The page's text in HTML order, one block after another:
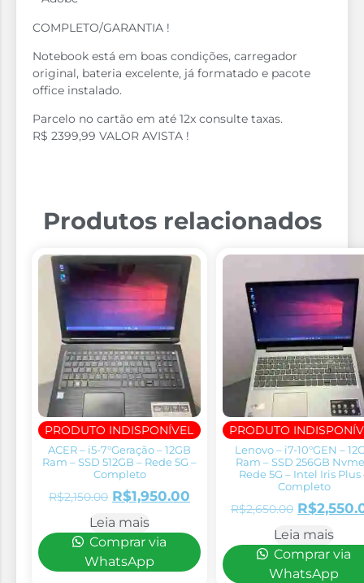
COMPLETO/GARANTIA !
Notebook está em boas condições, carregador
original, bateria excelente, já formatado e pacote
office instalado.
Parcelo no cartão em até 12x consulte taxas.
R$ 2399,99 VALOR AVISTA !
Produtos relacionados
PRODUTO INDISPONÍVEL
ACER – i5-7°Geração – 12GB
Ram – SSD 512GB – Rede 5G –
Completo
R$2,150.00 R$1,950.00
Leia mais
Comprar via
WhatsApp
PRODUTO
Lenovo – i7-10°GEN –
Ram – SSD 256GB
Rede 5G – Intel Iris Plus
Completo
R$2,650.00 R$
Leia mais
Comprar via
WhatsApp